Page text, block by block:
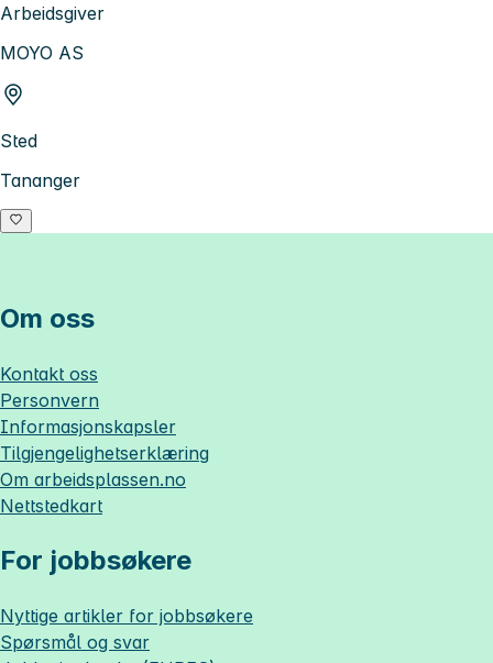
Arbeidsgiver
MOYO AS
Sted
Tananger
Om oss
Kontakt oss
Personvern
Informasjonskapsler
Tilgjengelighetserklæring
Om arbeidsplassen.no
Nettstedkart
For jobbsøkere
Nyttige artikler for jobbsøkere
Spørsmål og svar